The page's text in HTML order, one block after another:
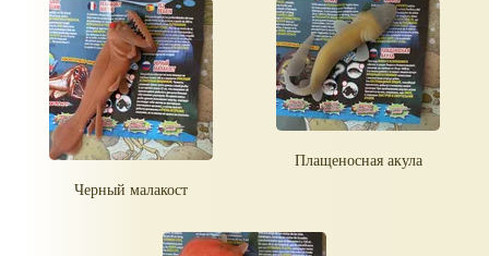
Черный малакост
Плащеносная акула